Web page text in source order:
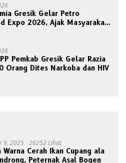
Gresik Gelar Petro
Expo 2026, Ajak Masyarakat
Pemkab Gresik Gelar Razia
Orang Dites Narkoba dan HIV
9, 2025 26252 Lihat
Warna Cerah Ikan Cupang ala
Peternak Asal Bogen